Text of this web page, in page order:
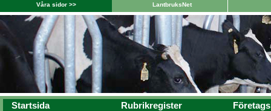
Våra sidor >> LantbruksNet
Startsida Rubrikregister